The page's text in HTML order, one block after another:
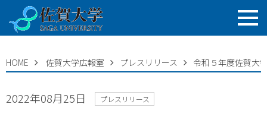
HOME 佐賀大学広報室 プレスリリース 令和５年度佐賀大
2022年08月25日 プレスリリース